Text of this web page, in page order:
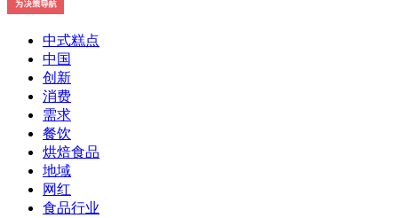
中式糕点
中国
创新
消费
需求
餐饮
烘焙食品
地域
网红
食品行业